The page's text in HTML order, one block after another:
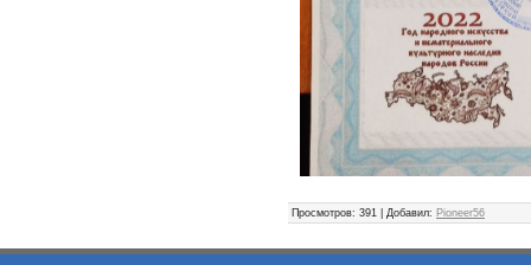
Просмотров: 391 | Добавил: Pioneer56